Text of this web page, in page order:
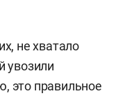
не хватало
увозили
это правильное